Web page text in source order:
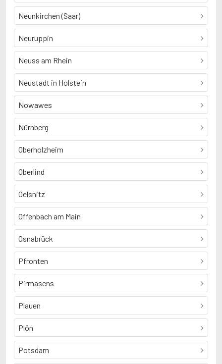
Neunkirchen (Saar)
Neuruppin
Neuss am Rhein
Neustadt in Holstein
Nowawes
Nürnberg
Oberholzheim
Oberlind
Oelsnitz
Offenbach am Main
Osnabrück
Pfronten
Pirmasens
Plauen
Plön
Potsdam